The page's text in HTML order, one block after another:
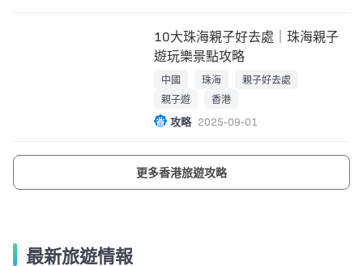
10大珠海親子好去處｜珠海親子
遊玩樂景點攻略
中國 珠海
親子好去處
親子遊
香港
攻略 2025-09-01
更多香港旅遊攻略
最新旅遊情報